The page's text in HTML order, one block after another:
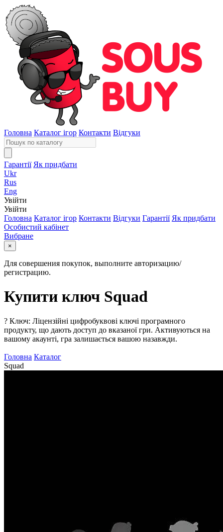
Головна Каталог ігор Контакти Відгуки
Гарантії Як придбати
Ukr
Rus
Eng
Увійти
Увійти
Головна Каталог ігор Контакти Відгуки Гарантії Як придбати
Особистий кабінет
Вибране
×
Для совершения покупок, выполните авторизацию/
регистрацию.
Купити ключ Squad
? Ключ: Ліцензійні цифробуквові ключі програмного
продукту, що дають доступ до вказаної гри. Активуються на
вашому акаунті, гра залишається вашою назавжди.
Головна Каталог
Squad